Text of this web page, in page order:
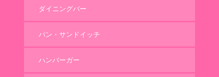
ダイニングバー
パン・サンドイッチ
ハンバーガー